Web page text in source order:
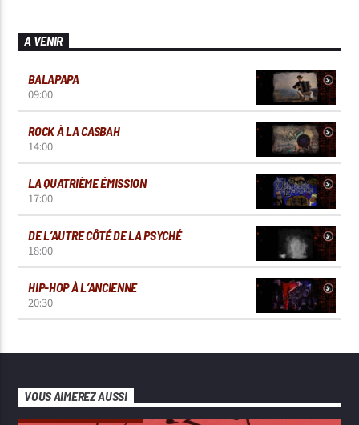
A VENIR
BALAPAPA
09:00
ROCK À LA CASBAH
14:00
LA QUATRIÈME ÉMISSION
17:00
DE L’AUTRE CÔTÉ DE LA PSYCHÉ
18:00
HIP-HOP À L’ANCIENNE
20:30
VOUS AIMEREZ AUSSI